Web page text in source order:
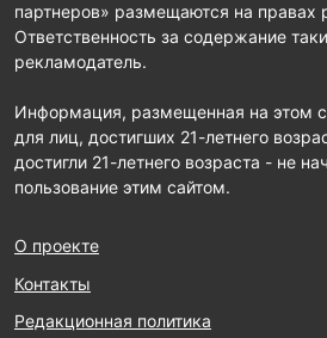
партнеров» размещаются на правах
Ответственность за содержание
рекламодатель.
Информация, размещенная на этом
для лиц, достигших 21-летнего
достигли 21-летнего возраста - не
пользование этим сайтом.
О проекте
Контакты
Редакционная политика